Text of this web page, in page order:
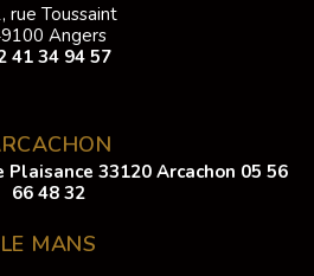
rue Toussaint
Angers
41 34 94 57
Plaisance 33120 Arcachon 05 56
66 48 32
LE MANS